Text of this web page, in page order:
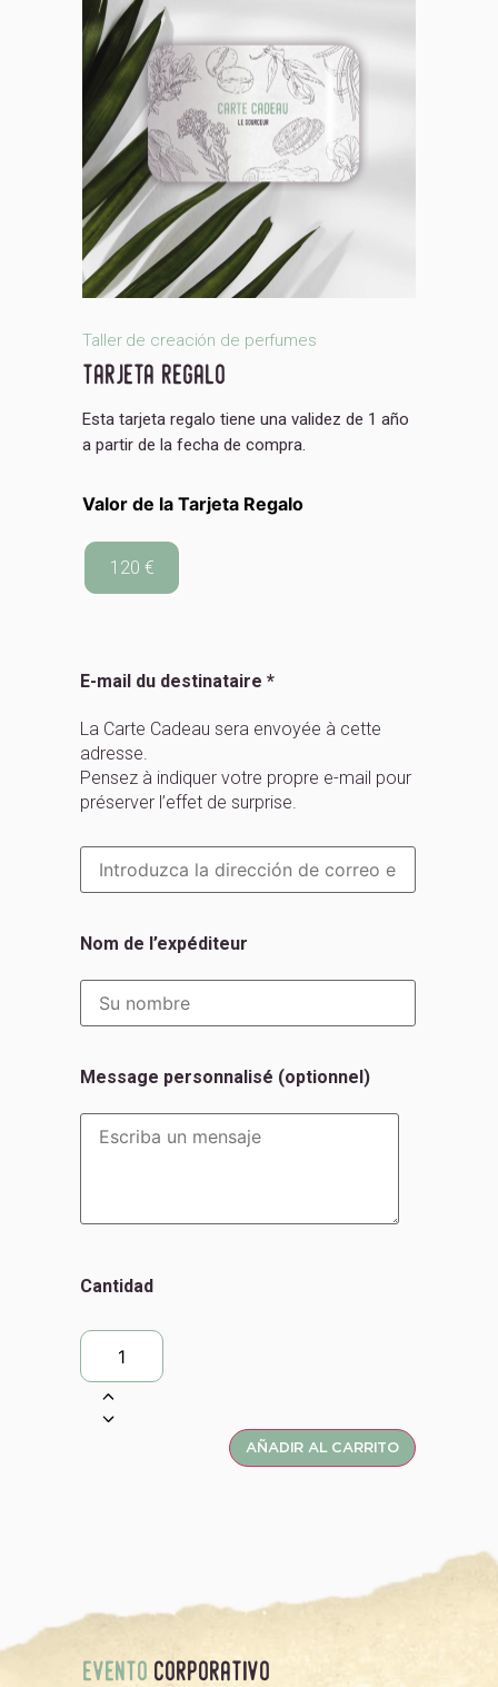
Taller de creación de perfumes
tarjeta regalo
Esta tarjeta regalo tiene una validez de 1 año
a partir de la fecha de compra.
Valor de la Tarjeta Regalo
120 €
E-mail du destinataire *
La Carte Cadeau sera envoyée à cette
adresse.
Pensez à indiquer votre propre e-mail pour
préserver l’effet de surprise.
Nom de l’expéditeur
Message personnalisé (optionnel)
Cantidad
AÑADIR AL CARRITO
evento corporativo